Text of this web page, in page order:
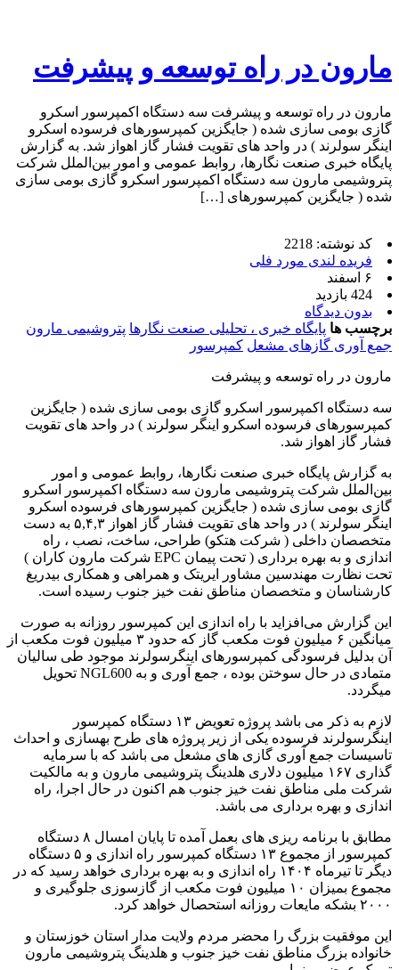
مارون در راه توسعه و پیشرفت
مارون در راه توسعه و پیشرفت سه دستگاه اکمپرسور اسکرو
گازی بومی سازی شده ( جایگزین کمپرسورهای فرسوده اسکرو
اینگر سولرند ) در واحد های تقویت فشار گاز اهواز شد. به گزارش
پایگاه خبری صنعت نگارها، روابط عمومی و امور بین‌الملل شرکت
پتروشیمی مارون سه دستگاه اکمپرسور اسکرو گازی بومی سازی
شده ( جایگزین کمپرسورهای […]
کد نوشته: 2218
فریده لندی مورد فلی
۶ اسفند
424 بازدید
بدون دیدگاه
برچسب ها پایگاه خبری ، تحلیلی صنعت نگارها پتروشیمی مارون
جمع آوری گازهای مشعل کمپرسور
مارون در راه توسعه و پیشرفت
سه دستگاه اکمپرسور اسکرو گازی بومی سازی شده ( جایگزین
کمپرسورهای فرسوده اسکرو اینگر سولرند ) در واحد های تقویت
فشار گاز اهواز شد.
به گزارش پایگاه خبری صنعت نگارها، روابط عمومی و امور
بین‌الملل شرکت پتروشیمی مارون سه دستگاه اکمپرسور اسکرو
گازی بومی سازی شده ( جایگزین کمپرسورهای فرسوده اسکرو
اینگر سولرند ) در واحد های تقویت فشار گاز اهواز ۵,۴,۳ به دست
متخصصان داخلی ( شرکت هتکو) طراحی، ساخت، نصب ، راه
اندازی و به بهره برداری ( تحت پیمان EPC شرکت مارون کاران )
تحت نظارت مهندسین مشاور ایریتک و همراهی و همکاری بیدریغ
کارشناسان و متخصصان مناطق نفت خیز جنوب رسیده است.
این گزارش می‌افزاید با راه اندازی این کمپرسور روزانه به صورت
میانگین ۶ میلیون فوت مکعب گاز که حدود ۳ میلیون فوت مکعب از
آن بدلیل فرسودگی کمپرسورهای اینگرسولرند موجود طی سالیان
متمادی در حال سوختن بوده ، جمع آوری و به NGL600 تحویل
میگردد.
لازم به ذکر می باشد پروژه تعویض ۱۳ دستگاه کمپرسور
اینگرسولرند فرسوده یکی از زیر پروژه های طرح بهسازی و احداث
تاسیسات جمع آوری گازی های مشعل می باشد که با سرمایه
گذاری ۱۶۷ میلیون دلاری هلدینگ پتروشیمی مارون و به مالکیت
شرکت ملی مناطق نفت خیز جنوب هم اکنون در حال اجرا، راه
اندازی و بهره برداری می باشد.
مطابق با برنامه ریزی های بعمل آمده تا پایان امسال ۸ دستگاه
کمپرسور از مجموع ۱۳ دستگاه کمپرسور راه اندازی و ۵ دستگاه
دیگر تا تیرماه ۱۴۰۴ راه اندازی و به بهره برداری خواهد رسید که در
مجموع بمیزان ۱۰ میلیون فوت مکعب از گازسوزی جلوگیری و
۲۰۰۰ بشکه مایعات روزانه استحصال خواهد کرد.
این موفقیت بزرگ را محضر مردم ولایت مدار استان خوزستان و
خانواده بزرگ مناطق نفت خیز جنوب و هلدینگ پتروشیمی مارون